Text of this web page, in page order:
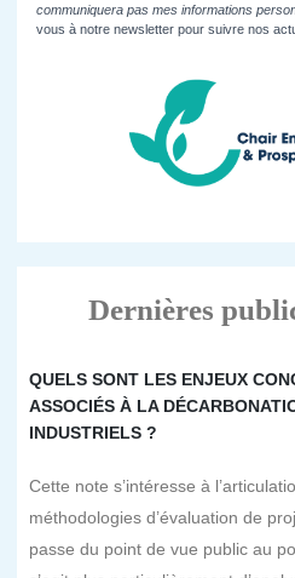
communiquera pas mes informations
vous à notre newsletter pour suivre nos
Dernières
QUELS SONT LES ENJEUX
ASSOCIÉS À LA
INDUSTRIELS ?
Cette note s’intéresse à
méthodologies d’évaluation de
passe du point de vue public au